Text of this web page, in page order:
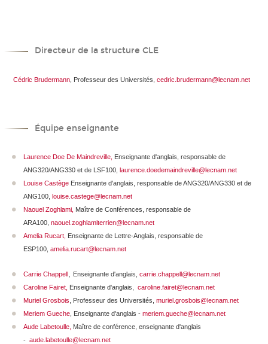
Directeur de la structure CLE
Cédric Brudermann, Professeur des Universités, cedric.brudermann@lecnam.net
Équipe enseignante
Laurence Doe De Maindreville Enseignante d'anglais, responsable de
ANG320/ANG330 et de LSF100, laurence.doedemaindreville@lecnam.net
Louise Castège Enseignante d'anglais, responsable de ANG320/ANG330 et de
ANG100, louise.castege@lecnam.net
Naouel Zoghlami, Maître de Conférences, responsable de
ARA100, naouel.zoghlamiterrien@lecnam.net
Amelia Rucart Enseignante de Lettre-Anglais, responsable de
ESP100, amelia.rucart@lecnam.net
Carrie Chappell Enseignante d'anglais, carrie.chappell@lecnam.net
Caroline Fairet, Enseignante d'anglais, caroline.fairet@lecnam.net
Muriel Grosbois , Professeur des Universités, muriel.grosbois@lecnam.net
Meriem Gueche , Enseignante d'anglais - meriem.gueche@lecnam.net
Aude Labetoulle Maître de conférence, enseignante d'anglais
- aude.labetoulle@lecnam.net